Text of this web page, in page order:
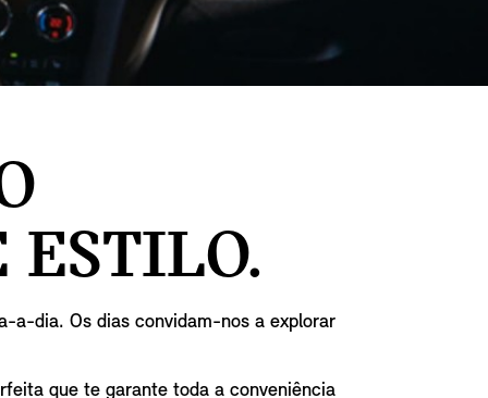
ESTILO.
a-dia. Os dias convidam-nos a explorar
que te garante toda a conveniência